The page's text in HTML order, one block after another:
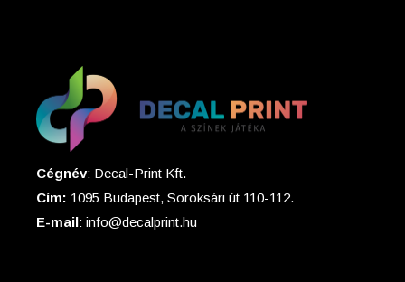
Cégnév: Decal-Print Kft.
Cím: 1095 Budapest, Soroksári út 110-112.
E-mail: info@decalprint.hu